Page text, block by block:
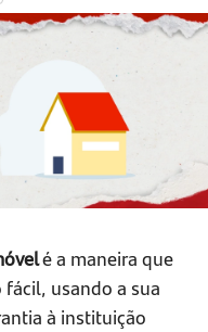
é a maneira que
usando a sua
à instituição